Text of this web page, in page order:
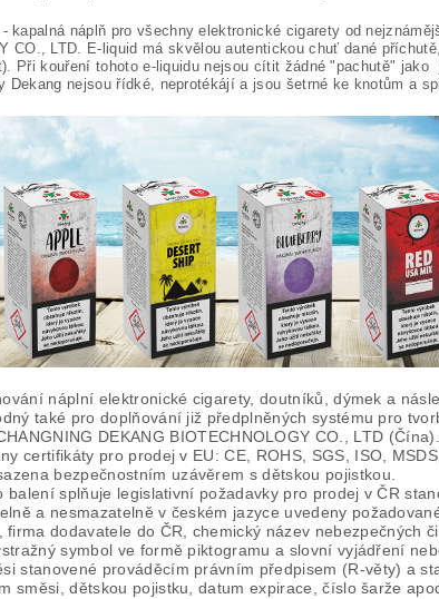
kapalná náplň pro všechny elektronické cigarety od
CO., LTD. E-liquid má skvělou autentickou chuť dané
Při kouření tohoto e-liquidu nejsou cítit žádné "pachutě"
Dekang nejsou řídké, neprotékájí a jsou šetrné ke knotům a
náplní elektronické cigarety, doutníků, dýmek a
také pro doplňování již předplněných systému pro
DEKANG BIOTECHNOLOGY CO., LTD (Čína).
certifikáty pro prodej v EU: CE, ROHS, SGS, ISO,
bezpečnostním uzávěrem s dětskou pojistkou.
balení splňuje legislativní požadavky pro prodej v ČR
a nesmazatelně v českém jazyce uvedeny
firma dodavatele do ČR, chemický název nebezpečných
symbol ve formě piktogramu a slovní vyjádření
stanovené prováděcím právním předpisem (R-věty) a
směsi, dětskou pojistku, datum expirace, číslo šarže